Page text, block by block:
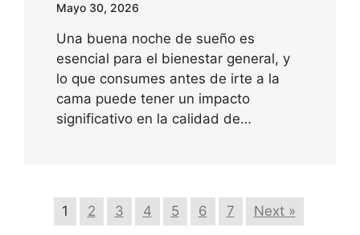
Mayo 30, 2026
Una buena noche de sueño es
esencial para el bienestar general, y
lo que consumes antes de irte a la
cama puede tener un impacto
significativo en la calidad de…
1 2 3 4 5 6 7 Next »